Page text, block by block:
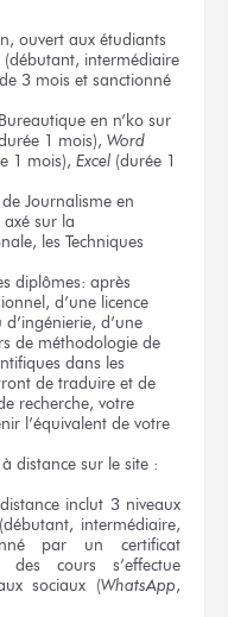
ouvert aux étudiants
intermédiaire
3 mois et sanctionné
en n’ko sur
1 mois),Word
1 mois),Excel (durée 1
Journalisme en
sur la
les Techniques
diplômes: après
d’une licence
d’une
de méthodologie de
dans les
de traduire et de
recherche, votre
l’équivalent de votre
distance sur le site :
inclut 3 niveaux
intermédiaire,
par un certificat
des cours s’effectue
sociaux (WhatsApp,